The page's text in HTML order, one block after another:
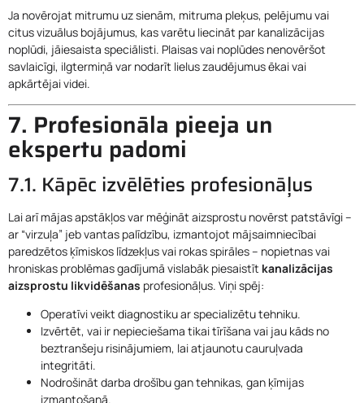
Ja novērojat mitrumu uz sienām, mitruma pleķus, pelējumu vai
citus vizuālus bojājumus, kas varētu liecināt par kanalizācijas
noplūdi, jāiesaista speciālisti. Plaisas vai noplūdes nenovēršot
savlaicīgi, ilgtermiņā var nodarīt lielus zaudējumus ēkai vai
apkārtējai videi.
7. Profesionāla pieeja un
ekspertu padomi
7.1. Kāpēc izvēlēties profesionāļus
Lai arī mājas apstākļos var mēģināt aizsprostu novērst patstāvīgi –
ar “virzuļa” jeb vantas palīdzību, izmantojot mājsaimniecībai
paredzētos ķīmiskos līdzekļus vai rokas spirāles – nopietnas vai
hroniskas problēmas gadījumā vislabāk piesaistīt kanalizācijas
aizsprostu likvidēšanas profesionāļus. Viņi spēj:
Operatīvi veikt diagnostiku ar specializētu tehniku.
Izvērtēt, vai ir nepieciešama tikai tīrīšana vai jau kāds no
beztranšeju risinājumiem, lai atjaunotu cauruļvada
integritāti.
Nodrošināt darba drošību gan tehnikas, gan ķīmijas
izmantošanā.